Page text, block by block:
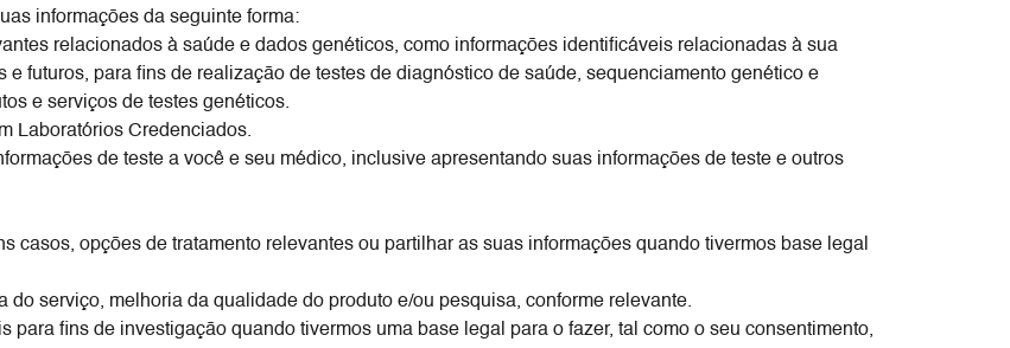
informações da seguinte forma:
relacionados à saúde e dados genéticos, como informações identificáveis ​​relacionadas à sua
futuros, para fins de realização de testes de diagnóstico de saúde, sequenciamento genético e
e serviços de testes genéticos.
Laboratórios Credenciados.
de teste a você e seu médico, inclusive apresentando suas informações de teste e outros
casos, opções de tratamento relevantes ou partilhar as suas informações quando tivermos base legal
do serviço, melhoria da qualidade do produto e/ou pesquisa, conforme relevante.
para fins de investigação quando tivermos uma base legal para o fazer, tal como o seu consentimento,